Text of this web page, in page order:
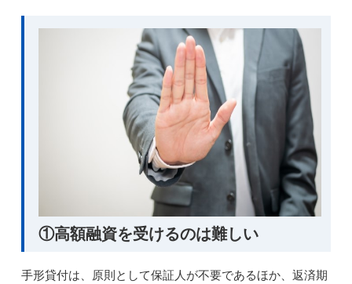
①高額融資を受けるのは難しい
手形貸付は、原則として保証人が不要であるほか、返済期